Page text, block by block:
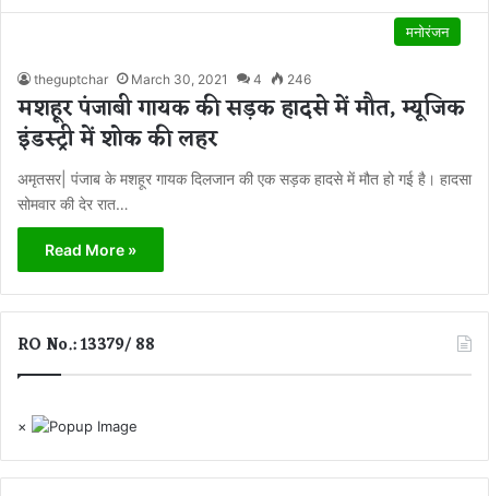
मनोरंजन
theguptchar March 30, 2021 4 246
मशहूर पंजाबी गायक की सड़क हादसे में मौत, म्यूजिक
इंडस्ट्री में शोक की लहर
अमृतसर| पंजाब के मशहूर गायक दिलजान की एक सड़क हादसे में मौत हो गई है। हादसा
सोमवार की देर रात…
Read More »
RO No.: 13379/ 88
×